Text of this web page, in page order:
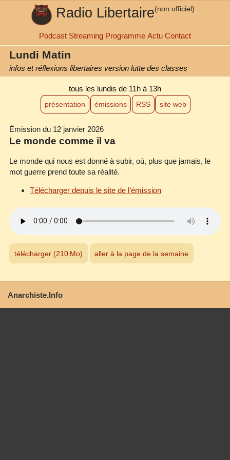
Radio Libertaire(non officiel)
Podcast Streaming Programme Actu Contact
Lundi Matin
infos et réflexions libertaires version lutte des classes
tous les lundis de 11h à 13h
présentation émissions RSS site web
Émission du 12 janvier 2026
Le monde comme il va
Le monde qui nous est donné à subir, où, plus que jamais, le
mot guerre prend toute sa réalité.
Télécharger depuis le site de l’émission
télécharger (210 Mo) aller à la page de la semaine
Anarchiste.Info